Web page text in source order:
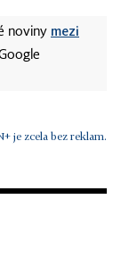
noviny mezi
je zcela bez reklam.